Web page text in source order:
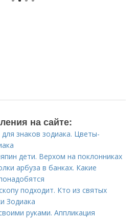
на сайте:
знаков зодиака. Цветы-
дети. Верхом на поклонниках
арбуза в банках. Какие
подходит. Кто из святых
Зодиака
руками. Аппликация